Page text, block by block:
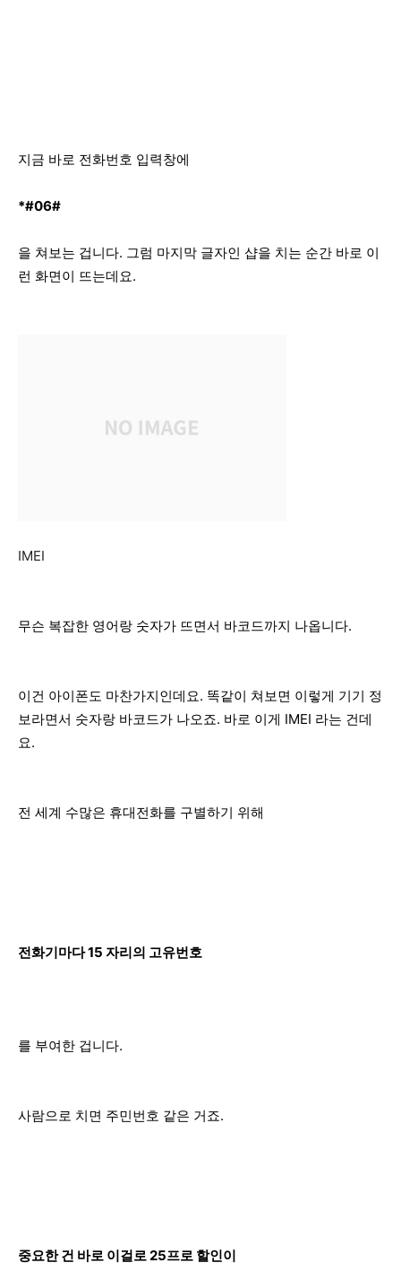
지금 바로 전화번호 입력창에
*#06#
을 쳐보는 겁니다. 그럼 마지막 글자인 샵을 치는 순간 바로 이
런 화면이 뜨는데요.
IMEI
무슨 복잡한 영어랑 숫자가 뜨면서 바코드까지 나옵니다.
이건 아이폰도 마찬가지인데요. 똑같이 쳐보면 이렇게 기기 정
보라면서 숫자랑 바코드가 나오죠. 바로 이게 IMEI 라는 건데
요.
전 세계 수많은 휴대전화를 구별하기 위해
전화기마다 15 자리의 고유번호
를 부여한 겁니다.
사람으로 치면 주민번호 같은 거죠.
중요한 건 바로 이걸로 25프로 할인이